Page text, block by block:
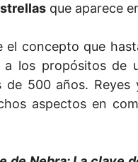
que aparece
concepto que
los propósitos de
500 años. Reyes
aspectos en